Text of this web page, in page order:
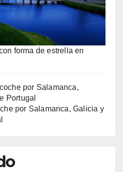
forma de estrella en
por Salamanca, Galicia y